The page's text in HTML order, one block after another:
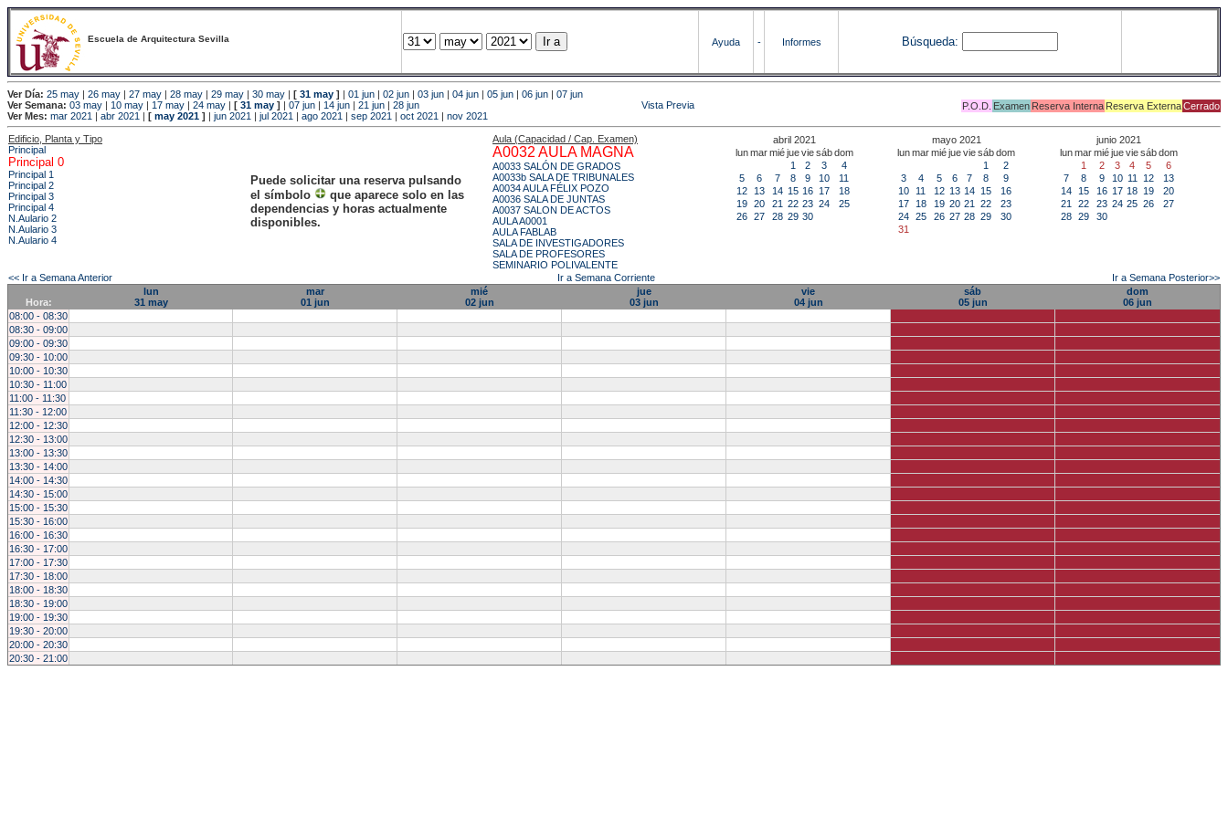
Escuela de Arquitectura Sevilla Ayuda - Informes Búsqueda:
Ver Día: 25 may | 26 may | 27 may | 28 may | 29 may | 30 may | [ 31 may ] | 01 jun | 02 jun | 03 jun | 04 jun | 05 jun | 06 jun | 07 jun
Ver Semana: 03 may | 10 may | 17 may | 24 may | [ 31 may ] | 07 jun | 14 jun | 21 jun | 28 jun P.O.D. Examen Reserva Interna Reserva ExternaCerrado
Vista Previa
Ver Mes: mar 2021 | abr 2021 | [ may 2021 ] | jun 2021 | jul 2021 | ago 2021 | sep 2021 | oct 2021 | nov 2021
Edificio, Planta y Tipo
Principal
Principal 0
Principal 1
Principal 2
Principal 3
Principal 4
N.Aulario 2
N.Aulario 3
N.Aulario 4
Puede solicitar una reserva pulsando
el símbolo
que aparece solo en las
dependencias y horas actualmente
disponibles.
Aula (Capacidad / Cap. Examen)
A0032 AULA MAGNA
A0033 SALÓN DE GRADOS
A0033b SALA DE TRIBUNALES
A0034 AULA FÉLIX POZO
A0036 SALA DE JUNTAS
A0037 SALON DE ACTOS
AULA A0001
AULA FABLAB
SALA DE INVESTIGADORES
SALA DE PROFESORES
SEMINARIO POLIVALENTE
abril 2021
lunmarmiéjueviesábdom
1
2 3
4
5
6 7 8 9 10
11
12
13 14 15 16 17
18
19 20 21 22 23 24
25
26 27 28 29 30
mayo 2021
lunmarmiéjueviesábdom
1
2
3
4 5 6 7 8
9
10
11 12 13 14 15
16
17
18 19 20 21 22
23
24 25 26 27 28 29
30
31
junio 2021
lunmarmiéjueviesábdom
1
2 3 4 5
6
7
8 9 10 11 12
13
14
15 16 17 18 19
20
21
22 23 24 25 26
27
28 29 30
<< Ir a Semana Anterior Ir a Semana Corriente Ir a Semana Posterior>>
Hora:
lun
31 may
mar
01 jun
mié
02 jun
jue
03 jun
vie
04 jun
sáb
05 jun
dom
06 jun
08:00 - 08:30
08:30 - 09:00
09:00 - 09:30
09:30 - 10:00
10:00 - 10:30
10:30 - 11:00
11:00 - 11:30
11:30 - 12:00
12:00 - 12:30
12:30 - 13:00
13:00 - 13:30
13:30 - 14:00
14:00 - 14:30
14:30 - 15:00
15:00 - 15:30
15:30 - 16:00
16:00 - 16:30
16:30 - 17:00
17:00 - 17:30
17:30 - 18:00
18:00 - 18:30
18:30 - 19:00
19:00 - 19:30
19:30 - 20:00
20:00 - 20:30
20:30 - 21:00